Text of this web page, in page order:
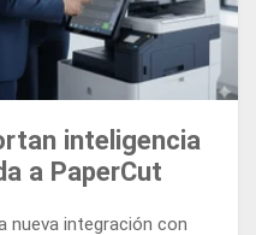
inteligencia
a PaperCut
nueva integración con